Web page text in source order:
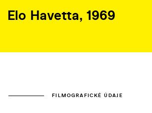
Elo Havetta, 1969
FILMOGRAFICKÉ ÚDAJE